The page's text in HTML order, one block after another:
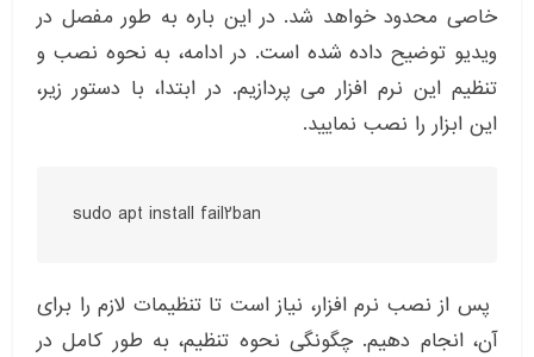
خاصی محدود خواهد شد. در این باره به طور مفصل در
ویدیو توضیح داده شده است. در ادامه، به نحوه نصب و
تنظیم این نرم افزار می پردازیم. در ابتدا، با دستور زیر،
این ابزار را نصب نمایید.
sudo apt install fail2ban
پس از نصب نرم افزار، نیاز است تا تنظیمات لازم را برای
آن، انجام دهیم. چگونگی نحوه تنظیم، به طور کامل در